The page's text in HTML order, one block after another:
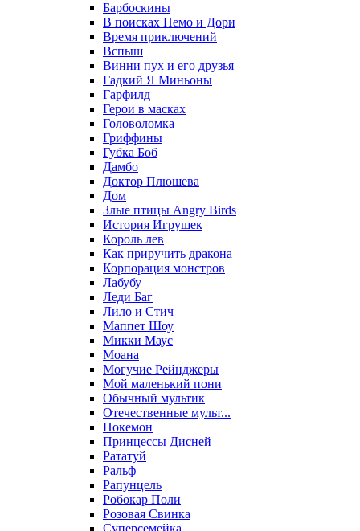
Барбоскины
В поисках Немо и Дори
Время приключений
Вспыш
Винни пух и его друзья
Гадкий Я Миньоны
Гарфилд
Герои в масках
Головоломка
Гриффины
Губка Боб
Дамбо
Доктор Плюшева
Дом
Злые птицы Angry Birds
История Игрушек
Король лев
Как приручить дракона
Корпорация монстров
Лабубу
Леди Баг
Лило и Стич
Маппет Шоу
Микки Маус
Моана
Могучие Рейнджеры
Мой маленький пони
Обычный мультик
Отечественные мульт...
Покемон
Принцессы Дисней
Рататуй
Ральф
Рапунцель
Робокар Поли
Розовая Свинка